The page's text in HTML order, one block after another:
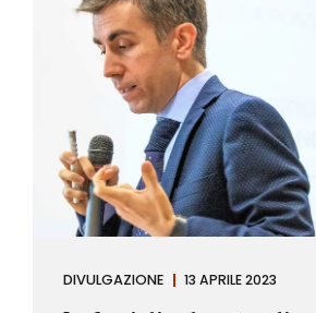
DIVULGAZIONE 13 APRILE 2023